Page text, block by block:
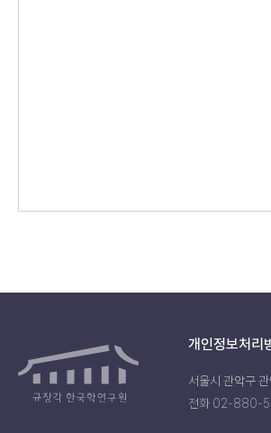
개인정보처리
서울시 관악구
전화 02-880-